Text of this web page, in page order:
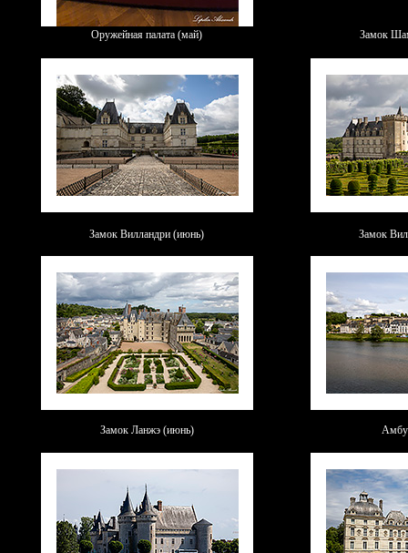
Оружейная палата (май) Замок
Замок Вилландри (июнь) Замок
Замок Ланжэ (июнь)